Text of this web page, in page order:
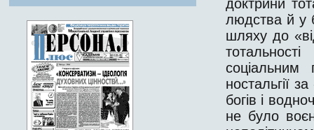
доктрини
людства й у
шляху до
ностальгії
богів і
не було